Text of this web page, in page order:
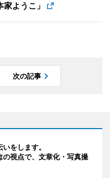
ようこ」
次の記事
をします。
の視点で、文章化・写真撮